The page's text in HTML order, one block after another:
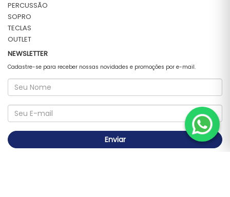
PERCUSSÃO
SOPRO
TECLAS
OUTLET
NEWSLETTER
Cadastre-se para receber nossas novidades e promoções por e-mail.
Enviar